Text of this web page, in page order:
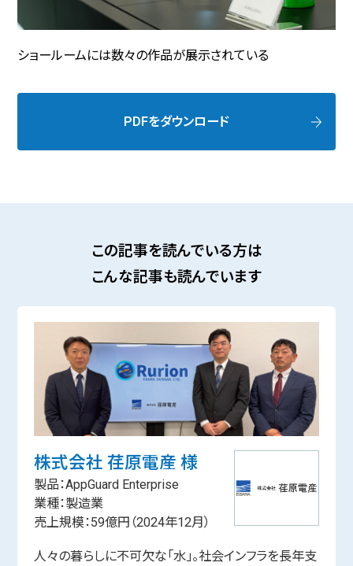
ショールームには数々の作品が展示されている
PDFをダウンロード
この記事を読んでいる方は
こんな記事も読んでいます
株式会社 荏原電産 様
製品：AppGuard Enterprise
業種：製造業
売上規模：59億円（2024年12月）
人々の暮らしに不可欠な「水」。社会インフラを長年支